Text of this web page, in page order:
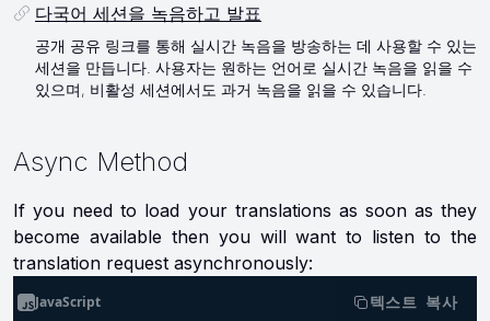
다국어 세션을 녹음하고 발표
공개 공유 링크를 통해 실시간 녹음을 방송하는 데 사용할 수 있는
세션을 만듭니다. 사용자는 원하는 언어로 실시간 녹음을 읽을 수
있으며, 비활성 세션에서도 과거 녹음을 읽을 수 있습니다.
Async Method
If you need to load your translations as soon as they
become available then you will want to listen to the
translation request asynchronously:
JavaScript 텍스트 복사